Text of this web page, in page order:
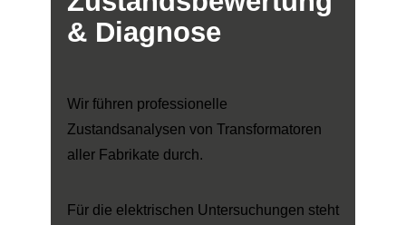
& Diagnose
Wir führen professionelle
Zustandsanalysen von Transformatoren
aller Fabrikate durch.
Für die elektrischen Untersuchungen steht